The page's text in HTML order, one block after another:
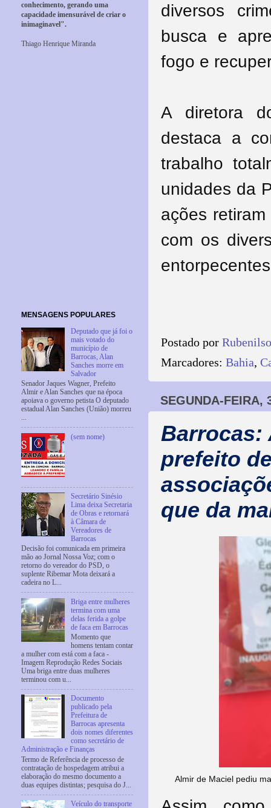
diversos
busca e
fogo e
A diretora
destaca a
trabalho
unidades da
ações
com os
Postado por
Marcadores: Bahia,
SEGUNDA-FEIRA,
Barrocas:
prefeito
que da
Almir de Maciel pediu
conhecimento, gerando uma
capacidade imensurável de criar o
inimaginavel".
Thiago Henrique Miranda
MENSAGENS POPULARES
Deputado que já foi o
mais votado do
município de
Barrocas, Alan
Sanches morre em
Salvador
Senador Jaques Wagner, Prefeito
Almir e Alan Sanches que na época
apoiava o governo petista O deputado
estadual Alan Sanches (União) morreu
...
(sem nome)
Secretário Sinésio
Lima deixa Secretaria
de Obras e retornará
à Câmara de
Vereadores de
Barrocas
Decisão foi comunicada em primeira
mão ao Jornal Nossa Voz; com o
retorno do vereador do PSD, o
suplente Ribemar Mota deixará a
cadeira no L...
Briga entre mulheres
termina com uma
delas ferida a golpe
de faca em Barrocas
Momento que
homens tentam contar
a mulher com está com a faca -
Imagem Reprodução Redes Sociais
Uma briga entre duas mulheres
terminou com u...
Documento
publicado pela
Prefeitura de
Barrocas apresenta
dois nomes diferentes
como secretário de
Administração e Finanças
Termo de Referência de processo de
contratação de hospedagem atribui a
elaboração do mesmo documento a
duas equipes distintas; pesquisa do J...
Veículo do transporte